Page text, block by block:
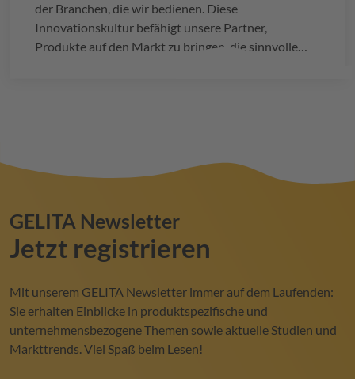
der Branchen, die wir bedienen. Diese
Innovationskultur befähigt unsere Partner,
Produkte auf den Markt zu bringen, die sinnvolle
GELITA Newsletter
Jetzt registrieren
Mit unserem GELITA Newsletter immer auf dem Laufenden:
Sie erhalten Einblicke in produktspezifische und
unternehmensbezogene Themen sowie aktuelle Studien und
Markttrends. Viel Spaß beim Lesen!